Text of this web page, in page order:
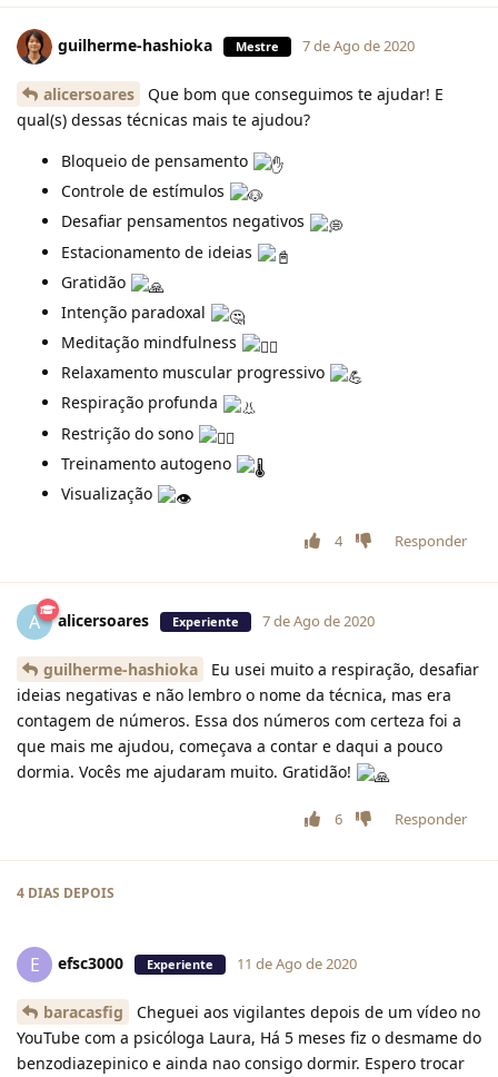
guilherme-hashioka Mestre 7 de Ago de 2020
alicersoares
Que bom que conseguimos te ajudar! E
qual(s) dessas técnicas mais te ajudou?
Bloqueio de pensamento
Controle de estímulos
Desafiar pensamentos negativos
Estacionamento de ideias
Gratidão
Intenção paradoxal
Meditação mindfulness
Relaxamento muscular progressivo
Respiração profunda
Restrição do sono
Treinamento autogeno
Visualização
4 Responder
A alicersoares Experiente 7 de Ago de 2020
guilherme-hashioka
Eu usei muito a respiração, desafiar
ideias negativas e não lembro o nome da técnica, mas era
contagem de números. Essa dos números com certeza foi a
que mais me ajudou, começava a contar e daqui a pouco
dormia. Vocês me ajudaram muito. Gratidão!
6 Responder
4 DIAS DEPOIS
E efsc3000 Experiente 11 de Ago de 2020
baracasfig
Cheguei aos vigilantes depois de um vídeo no
YouTube com a psicóloga Laura, Há 5 meses fiz o desmame do
benzodiazepinico e ainda nao consigo dormir. Espero trocar